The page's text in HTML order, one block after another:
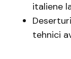
italiene
tehnici